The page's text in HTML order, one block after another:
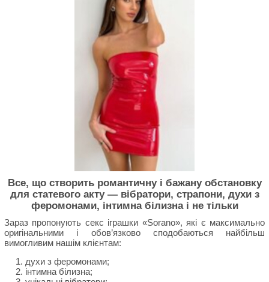
Все, що створить романтичну і бажану обстановку
для статевого акту — вібратори, страпони, духи з
феромонами, інтимна білизна і не тільки
Зараз пропонують секс іграшки «Sorano», які є максимально
оригінальними і обов’язково сподобаються найбільш
вимогливим нашім клієнтам:
духи з феромонами;
інтимна білизна;